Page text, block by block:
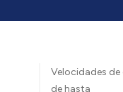
Velocidades
de hasta